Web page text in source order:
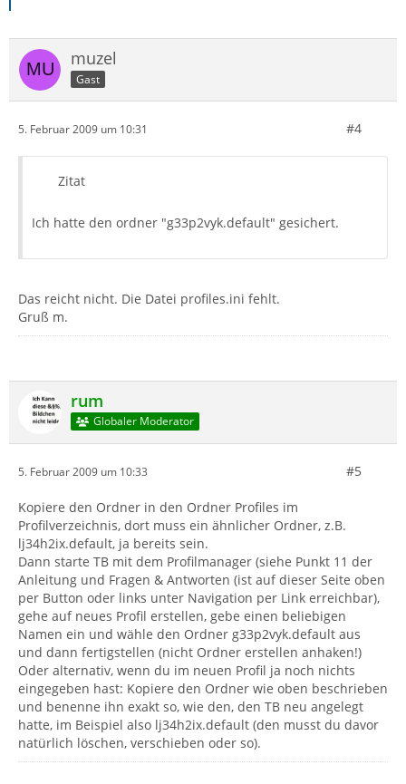
muzel
Gast
5. Februar 2009 um 10:31 #4
Zitat
Ich hatte den ordner "g33p2vyk.default" gesichert.
Das reicht nicht. Die Datei profiles.ini fehlt.
Gruß m.
rum
Globaler Moderator
5. Februar 2009 um 10:33 #5
Kopiere den Ordner in den Ordner Profiles im
Profilverzeichnis, dort muss ein ähnlicher Ordner, z.B.
lj34h2ix.default, ja bereits sein.
Dann starte TB mit dem Profilmanager (siehe Punkt 11 der
Anleitung und Fragen & Antworten (ist auf dieser Seite oben
per Button oder links unter Navigation per Link erreichbar),
gehe auf neues Profil erstellen, gebe einen beliebigen
Namen ein und wähle den Ordner g33p2vyk.default aus
und dann fertigstellen (nicht Ordner erstellen anhaken!)
Oder alternativ, wenn du im neuen Profil ja noch nichts
eingegeben hast: Kopiere den Ordner wie oben beschrieben
und benenne ihn exakt so, wie den, den TB neu angelegt
hatte, im Beispiel also lj34h2ix.default (den musst du davor
natürlich löschen, verschieben oder so).